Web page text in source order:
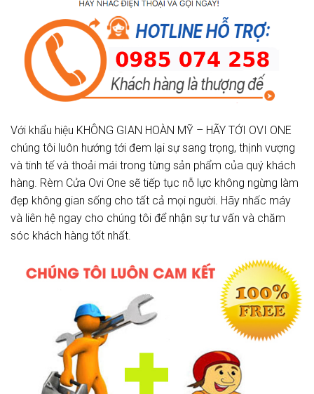
Với khẩu hiệu KHÔNG GIAN HOÀN MỸ – HÃY TỚI OVI ONE
chúng tôi luôn hướng tới đem lại sự sang trọng, thịnh vượng
và tinh tế và thoải mái trong từng sản phẩm của quý khách
hàng. Rèm Cửa Ovi One sẽ tiếp tục nỗ lực không ngừng làm
đẹp không gian sống cho tất cả mọi người. Hãy nhấc máy
và liên hệ ngay cho chúng tôi để nhận sự tư vấn và chăm
sóc khách hàng tốt nhất.